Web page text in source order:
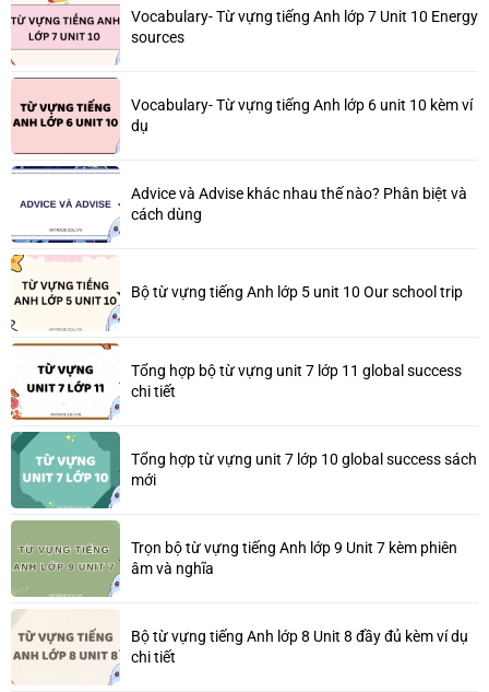
Vocabulary- Từ vựng tiếng Anh lớp 7 Unit 10 Energy
sources
Vocabulary- Từ vựng tiếng Anh lớp 6 unit 10 kèm ví
dụ
Advice và Advise khác nhau thế nào? Phân biệt và
cách dùng
Bộ từ vựng tiếng Anh lớp 5 unit 10 Our school trip
Tổng hợp bộ từ vựng unit 7 lớp 11 global success
chi tiết
Tổng hợp từ vựng unit 7 lớp 10 global success sách
mới
Trọn bộ từ vựng tiếng Anh lớp 9 Unit 7 kèm phiên
âm và nghĩa
Bộ từ vựng tiếng Anh lớp 8 Unit 8 đầy đủ kèm ví dụ
chi tiết